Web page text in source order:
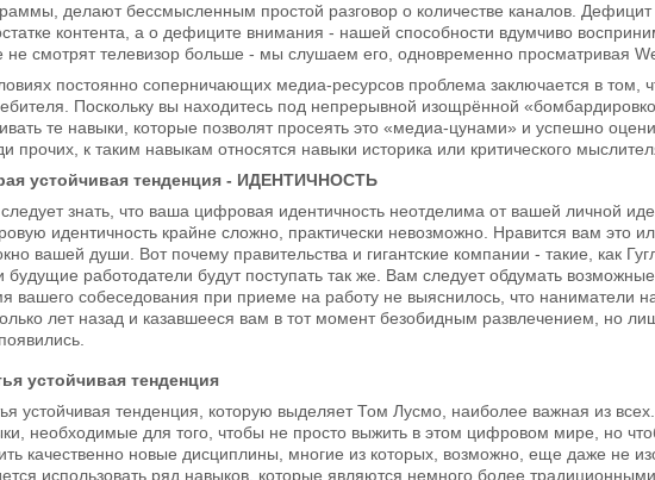
делают бессмысленным простой разговор о количестве каналов.
контента, а о дефиците внимания - нашей способности вдумчиво
не смотрят телевизор больше - мы слушаем его, одновременно просматривая
постоянно соперничающих медиа-ресурсов проблема заключается в
Поскольку вы находитесь под непрерывной изощрённой
те навыки, которые позволят просеять это «медиа-цунами» и успешно
прочих, к таким навыкам относятся навыки историка или критического
устойчивая тенденция - ИДЕНТИЧНОСТЬ
знать, что ваша цифровая идентичность неотделима от вашей личной
идентичность крайне сложно, практически невозможно. Нравится вам
вашей души. Вот почему правительства и гигантские компании - такие, как
будущие работодатели будут поступать так же. Вам следует обдумать
вашего собеседования при приеме на работу не выяснилось, что наниматели
лет назад и казавшееся вам в тот момент безобидным развлечением, но
устойчивая тенденция
устойчивая тенденция, которую выделяет Том Лусмо, наиболее важная из
необходимые для того, чтобы не просто выжить в этом цифровом мире, но
качественно новые дисциплины, многие из которых, возможно, еще даже не
использовать ряд навыков, которые являются немного более